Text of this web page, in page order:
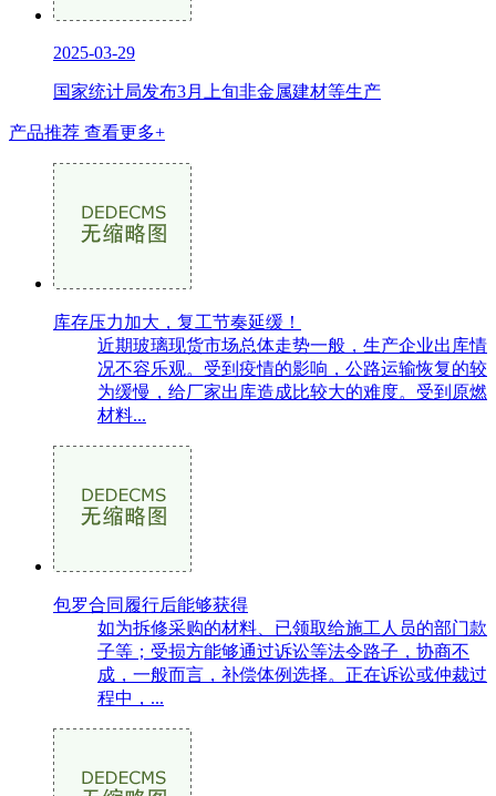
2025-03-29
国家统计局发布3月上旬非金属建材等生产
产品推荐 查看更多+
库存压力加大，复工节奏延缓！
近期玻璃现货市场总体走势一般，生产企业出库情
况不容乐观。受到疫情的影响，公路运输恢复的较
为缓慢，给厂家出库造成比较大的难度。受到原燃
材料...
包罗合同履行后能够获得
如为拆修采购的材料、已领取给施工人员的部门款
子等；受损方能够通过诉讼等法令路子，协商不
成，一般而言，补偿体例选择。正在诉讼或仲裁过
程中，...